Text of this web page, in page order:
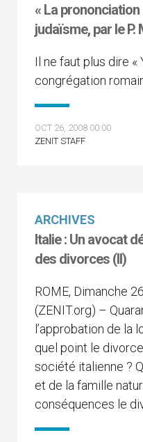
« La
judaïsme, par le P.
Il ne faut plus dire «
congrégation
OCT 26, 2008 00:00
ZENIT STAFF
ARCHIVES
Italie : Un avocat
des divorces (II)
ROME, Dimanche
(ZENIT.org) –
l’approbation de la
quel point le
société italienne ?
et de la famille
conséquences le